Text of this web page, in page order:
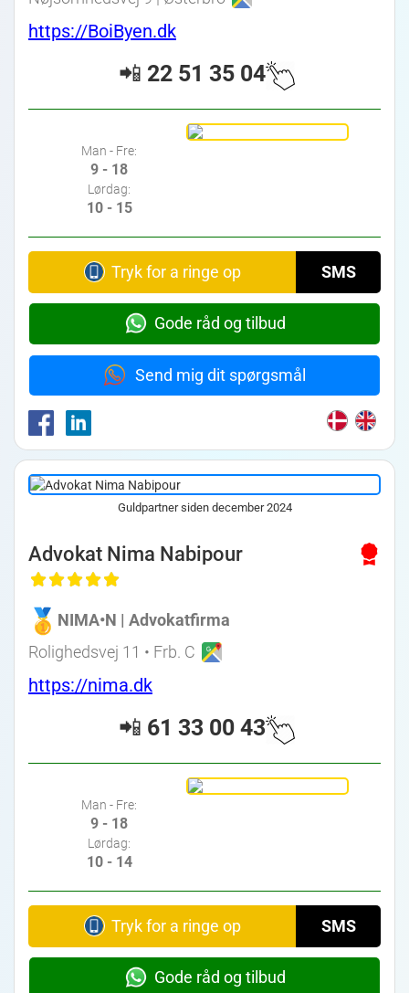
https://BoiByen.dk
📲 22 51 35 04
Man - Fre:
9 - 18
Lørdag:
10 - 15
Tryk for a ringe op SMS
Gode råd og tilbud
Send mig dit spørgsmål
Guldpartner siden december 2024
Advokat Nima Nabipour
NIMA•N | Advokatfirma
Rolighedsvej 11 • Frb. C
https://nima.dk
📲 61 33 00 43
Man - Fre:
9 - 18
Lørdag:
10 - 14
Tryk for a ringe op SMS
Gode råd og tilbud